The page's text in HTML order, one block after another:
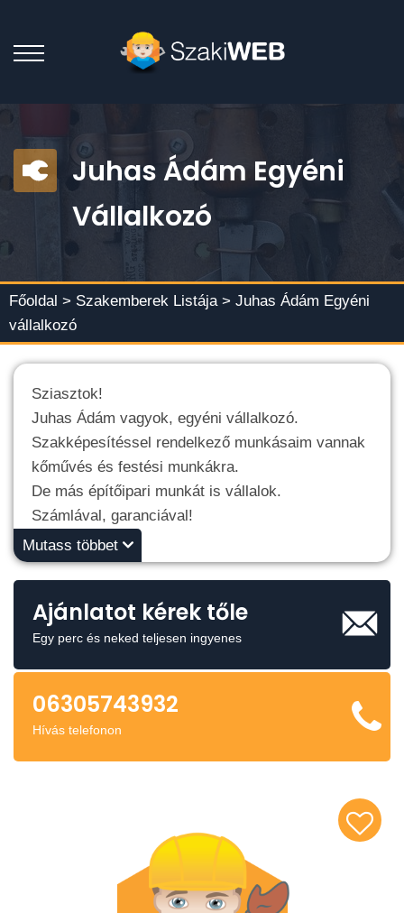
Juhas Ádám Egyéni
Vállalkozó
Főoldal > Szakemberek Listája > Juhas Ádám Egyéni
vállalkozó
Sziasztok!
Juhas Ádám vagyok, egyéni vállalkozó.
Szakképesítéssel rendelkező munkásaim vannak
kőművés és festési munkákra.
De más építőipari munkát is vállalok.
Számlával, garanciával!
Mutass többet
Ajánlatot kérek tőle
Egy perc és neked teljesen ingyenes
06305743932
Hívás telefonon